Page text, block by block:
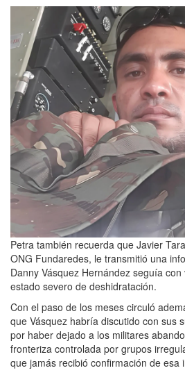
Petra también recuerda que Javier
ONG Fundaredes, le transmitió una
Danny Vásquez Hernández seguía
estado severo de deshidratación.
Con el paso de los meses circuló
que Vásquez habría discutido con sus
por haber dejado a los militares
fronteriza controlada por grupos
que jamás recibió confirmación de esa